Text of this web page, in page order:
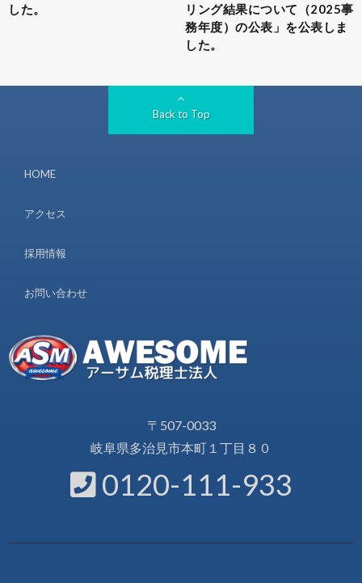
した。
リング結果について（2025事
務年度）の公表」を公表しま
した。
Back to Top
HOME
アクセス
採用情報
お問い合わせ
〒507-0033
岐阜県多治見市本町１丁目８０
0120-111-933